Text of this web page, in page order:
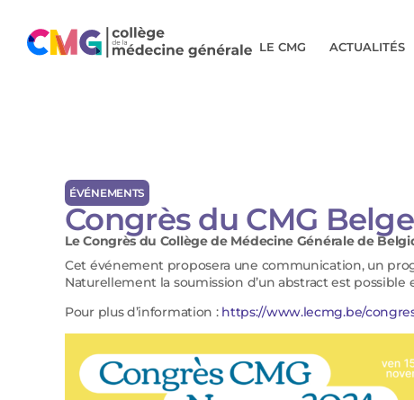
LE CMG ACTUALITÉS
ÉVÉNEMENTS
Congrès du CMG
Le Congrès du Collège de Médecine Générale de
Cet événement proposera une communication, un
Naturellement la soumission d’un abstract est
Pour plus d’information : https://www.lecmg.be/